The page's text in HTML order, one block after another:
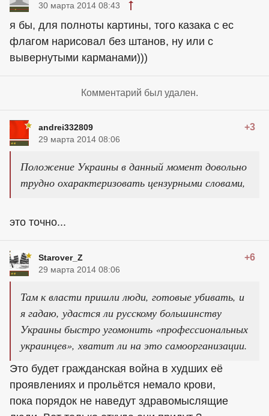
30 марта 2014 08:43
я бы, для полноты картины, того казака с ес
флагом нарисовал без штанов, ну или с
вывернутыми карманами)))
Комментарий был удален.
andrei332809 +3
29 марта 2014 08:06
Положение Украины в данный момент довольно
трудно охарактеризовать цензурными словами,
это точно...
Starover_Z +6
29 марта 2014 08:06
Там к власти пришли люди, готовые убивать, и
я гадаю, удастся ли русскому большинству
Украины быстро угомонить «профессиональных
украинцев», хватит ли на это самоорганизации.
Это будет гражданская война в худших её
проявлениях и прольётся немало крови,
пока порядок не наведут здравомыслящие